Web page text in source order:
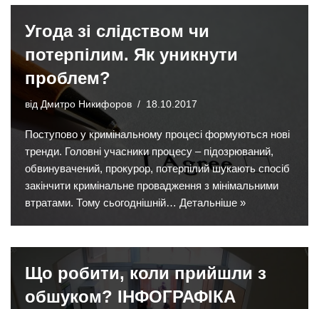
Угода зі слідством чи
потерпілим. Як уникнути
проблем?
від Дмитро Никифоров 18.10.2017
Поступово у кримінальному процесі формуються нові
тренди. Головні учасники процесу – підозрюваний,
обвинувачений, прокурор, потерпілий шукають спосіб
закінчити кримінальне провадження з мінімальними
втратами. Тому сьогоднішній… Детальніше »
Що робити, коли прийшли з
обшуком? ІНФОГРАФІКА